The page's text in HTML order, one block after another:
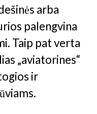
arba
palengvina
Taip pat verta
„aviatorines“
ir